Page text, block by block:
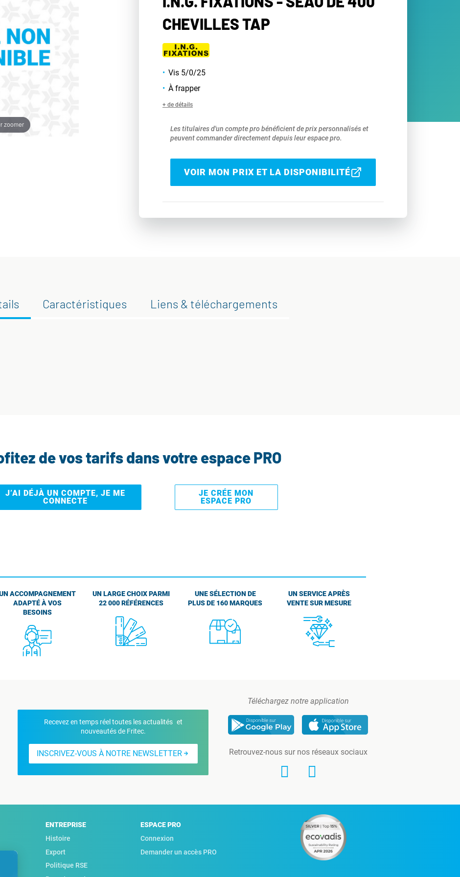
zoomer
CHEVILLES TAP
Vis 5/0/25
À frapper
+ de détails
Les titulaires d'un compte pro bénéficient de prix personnalisés et
peuvent commander directement depuis leur espace pro.
VOIR MON PRIX ET LA DISPONIBILITÉ
Caractéristiques Liens & téléchargements
de vos tarifs dans votre espace PRO
J’AI DÉJÀ UN COMPTE, JE ME
CONNECTE
JE CRÉE MON
ESPACE PRO
ACCOMPAGNEMENT
ADAPTÉ À VOS
BESOINS
UN LARGE CHOIX PARMI
22 000 RÉFÉRENCES
UNE SÉLECTION DE
PLUS DE 160 MARQUES
UN SERVICE APRÈS
VENTE SUR MESURE
Recevez en temps réel toutes les actualités et
nouveautés de Fritec.
INSCRIVEZ-VOUS À NOTRE NEWSLETTER
Téléchargez notre application
Retrouvez-nous sur nos réseaux sociaux
ENTREPRISE
Histoire
Export
Politique RSE
ESPACE PRO
Connexion
Demander un accès PRO